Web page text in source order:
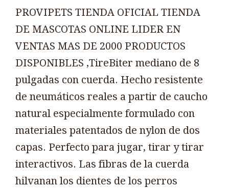
PROVIPETS TIENDA OFICIAL TIENDA
DE MASCOTAS ONLINE LIDER EN
VENTAS MAS DE 2000 PRODUCTOS
DISPONIBLES ,TireBiter mediano de 8
pulgadas con cuerda. Hecho resistente
de neumáticos reales a partir de caucho
natural especialmente formulado con
materiales patentados de nylon de dos
capas. Perfecto para jugar, tirar y tirar
interactivos. Las fibras de la cuerda
hilvanan los dientes de los perros